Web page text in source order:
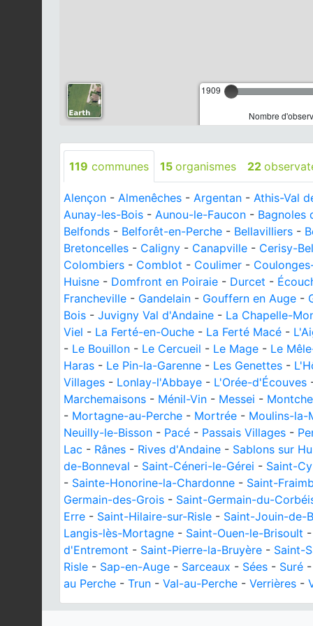
1909
Nombre
119 communes 15 organismes 22
Alençon - Almenêches - Argentan - Athis-Val
Aunay-les-Bois - Aunou-le-Faucon - Bagnoles
Belfonds - Belforêt-en-Perche - Bellavilliers -
Bretoncelles - Caligny - Canapville - Cerisy-
Colombiers - Comblot - Coulimer -
Huisne - Domfront en Poiraie - Durcet -
Francheville - Gandelain - Gouffern en Auge -
Bois - Juvigny Val d'Andaine - La Chapelle-
Viel - La Ferté-en-Ouche - La Ferté Macé -
- Le Bouillon - Le Cercueil - Le Mage - Le
Haras - Le Pin-la-Garenne - Les Genettes -
Villages - Lonlay-l'Abbaye - L'Orée-d'Écouves
Marchemaisons - Ménil-Vin - Messei -
- Mortagne-au-Perche - Mortrée - Moulins-la-
Neuilly-le-Bisson - Pacé - Passais Villages -
Lac - Rânes - Rives d'Andaine - Sablons sur
de-Bonneval - Saint-Céneri-le-Gérei - Saint-
- Sainte-Honorine-la-Chardonne - Saint-
Germain-des-Grois - Saint-Germain-du-
Erre - Saint-Hilaire-sur-Risle - Saint-Jouin-de-
Langis-lès-Mortagne - Saint-Ouen-le-Brisoult
d'Entremont - Saint-Pierre-la-Bruyère - Saint-
Risle - Sap-en-Auge - Sarceaux - Sées - Suré
au Perche - Trun - Val-au-Perche - Verrières -